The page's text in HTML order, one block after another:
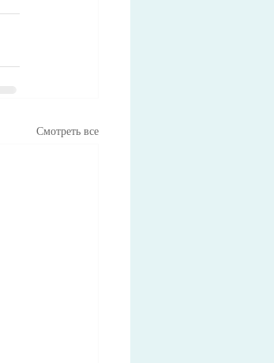
Смотреть все